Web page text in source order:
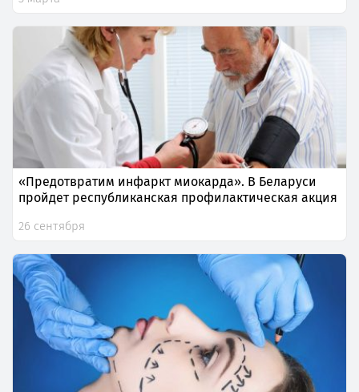
«Предотвратим инфаркт миокарда». В Беларуси
пройдет республиканская профилактическая акция
26 сентября